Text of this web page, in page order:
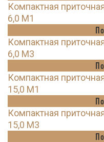
Компактная
6,0 M1
Компактная
6,0 M3
Компактная
15,0 M1
Компактная
15,0 M3